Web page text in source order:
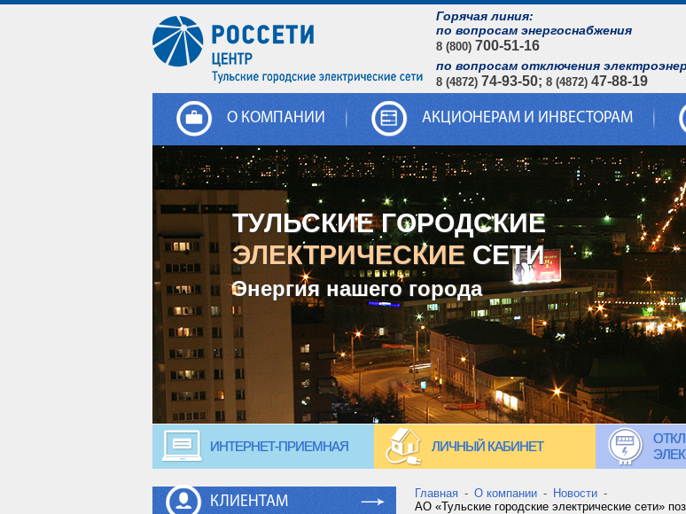
Горячая линия:
по вопросам энергоснабжения
8 (800) 700-51-16
по вопросам отключения
8 (4872) 74-93-50; 8 (4872) 47-88-19
О КОМПАНИИ АКЦИОНЕРАМ И ИНВЕСТОРАМ
ТУЛЬСКИЕ ГОРОДСКИЕ
ЭЛЕКТРИЧЕСКИЕ СЕТИ
Энергия нашего города
ИНТЕРНЕТ-ПРИЕМНАЯ ЛИЧНЫЙ КАБИНЕТ
КЛИЕНТАМ
Главная - О компании - Новости -
АО «Тульские городские электрические сети»